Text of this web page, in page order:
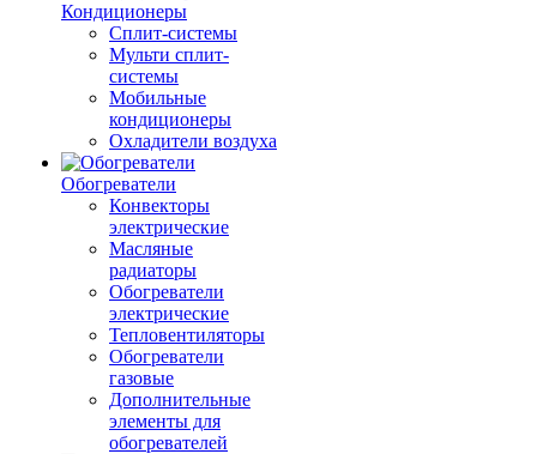
Кондиционеры
Сплит-системы
Мульти сплит-
системы
Мобильные
кондиционеры
Охладители воздуха
Обогреватели
Конвекторы
электрические
Масляные
радиаторы
Обогреватели
электрические
Тепловентиляторы
Обогреватели
газовые
Дополнительные
элементы для
обогревателей